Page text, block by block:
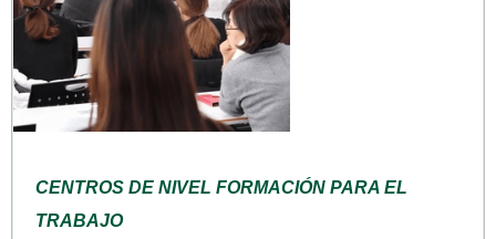
CENTROS DE NIVEL FORMACIÓN PARA EL
TRABAJO